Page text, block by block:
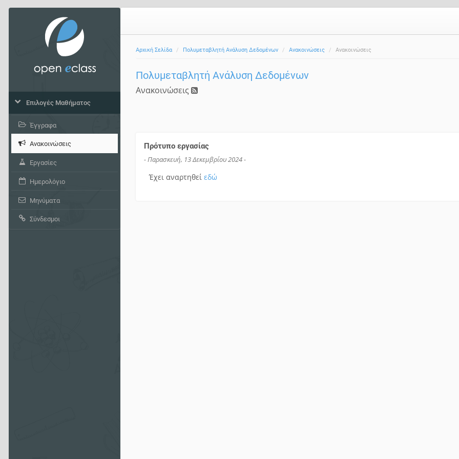
Αρχική Σελίδα Πολυμεταβλητή Ανάλυση Δεδομένων Ανακοινώσεις Ανακοινώσεις
Πολυμεταβλητή Ανάλυση Δεδομένων
Ανακοινώσεις
Πρότυπο εργασίας
- Παρασκευή, 13 Δεκεμβρίου 2024 -
Έχει αναρτηθείεδώ
Επιλογές Μαθήματος
Έγγραφα
Ανακοινώσεις
Εργασίες
Ημερολόγιο
Μηνύματα
Σύνδεσμοι